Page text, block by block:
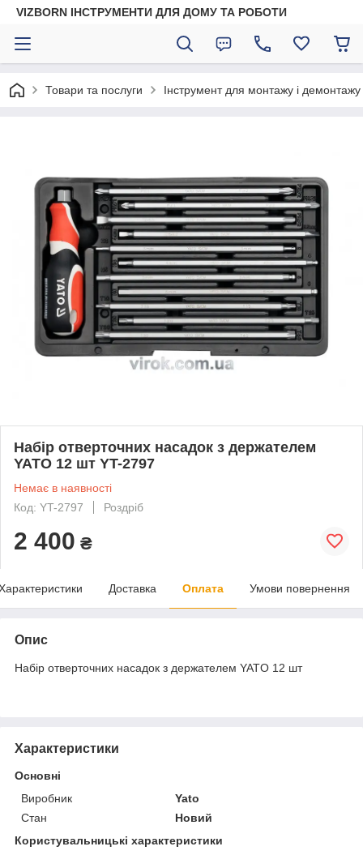
VIZBORN ІНСТРУМЕНТИ ДЛЯ ДОМУ ТА РОБОТИ
Товари та послуги Інструмент для монтажу і демонтажу
Набір отверточних насадок з держателем
YATO 12 шт YT-2797
Немає в наявності
Код: YT-2797
Роздріб
2 400 ₴
Доставка Оплата Умови повернення
Опис
Набір отверточних насадок з держателем YATO 12 шт
Характеристики
Основні
Виробник
Yato
Стан
Новий
Користувальницькі характеристики